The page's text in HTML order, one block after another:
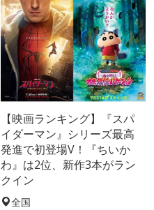
【映画ランキング】『スパ
イダーマン』シリーズ最高
発進で初登場V！『ちいか
わ』は2位、新作3本がラン
クイン
全国